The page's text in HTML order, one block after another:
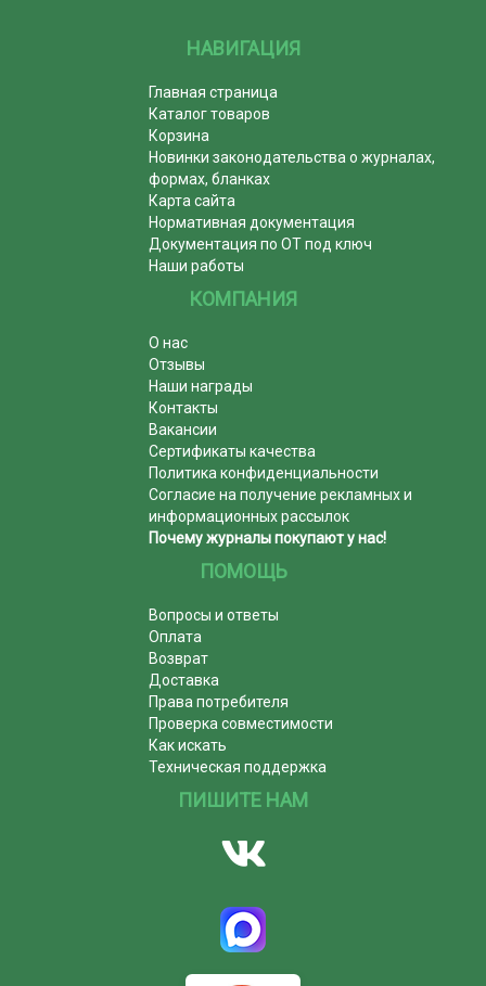
НАВИГАЦИЯ
Главная страница
Каталог товаров
Корзина
Новинки законодательства о журналах,
формах, бланках
Карта сайта
Нормативная документация
Документация по ОТ под ключ
Наши работы
КОМПАНИЯ
О нас
Отзывы
Наши награды
Контакты
Вакансии
Сертификаты качества
Политика конфиденциальности
Согласие на получение рекламных и
информационных рассылок
Почему журналы покупают у нас!
ПОМОЩЬ
Вопросы и ответы
Оплата
Возврат
Доставка
Права потребителя
Проверка совместимости
Как искать
Техническая поддержка
ПИШИТЕ НАМ